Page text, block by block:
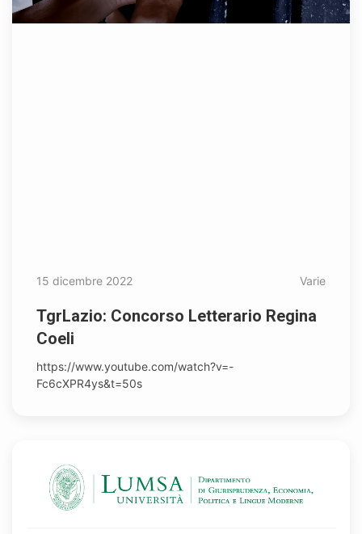
15 dicembre 2022 Varie
TgrLazio: Concorso Letterario Regina
Coeli
https://www.youtube.com/watch?v=-
Fc6cXPR4ys&t=50s